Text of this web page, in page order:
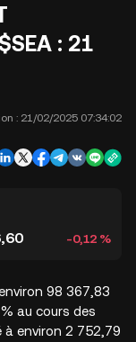
: 21
: 21/02/2025 07:34:02
-0,12 %
98 367,83
au cours des
à environ 2 752,79